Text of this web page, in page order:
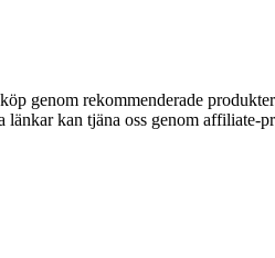
genom rekommenderade
kan tjäna oss genom